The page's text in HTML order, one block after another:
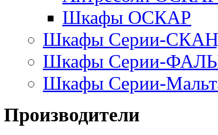
Шкафы ОСКАР
Шкафы Серии-
Шкафы Серии-
Шкафы Серии-
Производители